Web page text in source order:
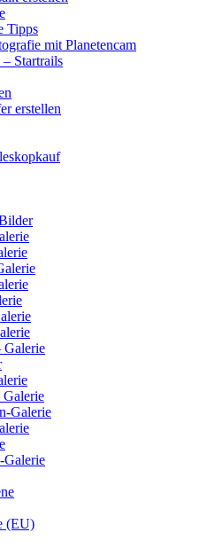
Tipps
mit Planetencam
– Startrails
erstellen
Galerie
Galerie
Galerie
Galerie
(EU)